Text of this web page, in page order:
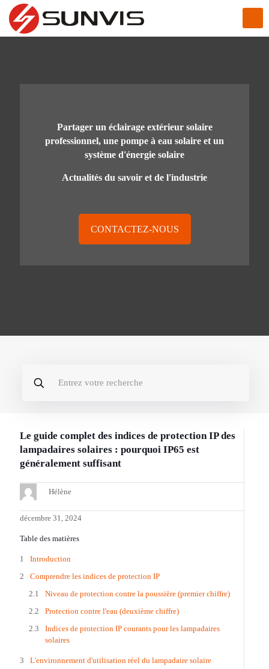
Partager un éclairage extérieur solaire
professionnel, une pompe à eau solaire et un
système d'énergie solaire
Actualités du savoir et de l'industrie
CONTACTEZ-NOUS
Le guide complet des indices de protection IP des
lampadaires solaires : pourquoi IP65 est
généralement suffisant
Hélène
décembre 31, 2024
Table des matières
Introduction
Comprendre les indices de protection IP
Niveau de protection contre la poussière (premier chiffre)
Protection contre l'eau (deuxième chiffre)
Indices de protection IP courants pour les lampadaires
solaires
L'environnement d'utilisation réel du lampadaire solaire